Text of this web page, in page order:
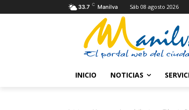
33.7 C Manilva Sáb 08 agosto 2026
INICIO NOTICIAS